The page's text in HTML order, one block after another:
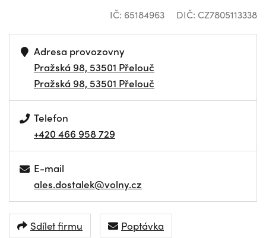
IČ: 65184963 DIČ: CZ7805113338
Adresa provozovny
Pražská 98, 53501 Přelouč
Pražská 98, 53501 Přelouč
Telefon
+420 466 958 729
E-mail
ales.dostalek@volny.cz
Sdílet firmu Poptávka